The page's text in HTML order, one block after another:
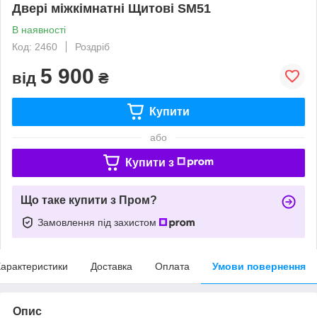
Двері міжкімнатні Щитові SM51
В наявності
Код: 2460
Роздріб
від 5 900 ₴
Купити
або
Купити з
Що таке купити з Пром?
Замовлення під захистом
Доставка Оплата Умови повернення
Опис